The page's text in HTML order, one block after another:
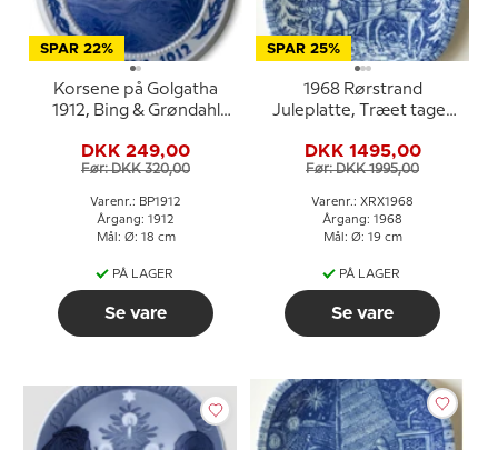
SPAR 22%
Korsene på Golgatha
1912, Bing & Grøndahl
DKK 249,00
Før: DKK 320,00
Varenr.: BP1912
Årgang: 1912
Mål: Ø: 18 cm
PÅ LAGER
Se vare
SPAR 25%
1968 Rørstrand
Juleplatte, Træet tages
DKK 1495,00
Før: DKK 1995,00
Varenr.: XRX1968
Årgang: 1968
Mål: Ø: 19 cm
PÅ LAGER
Se vare